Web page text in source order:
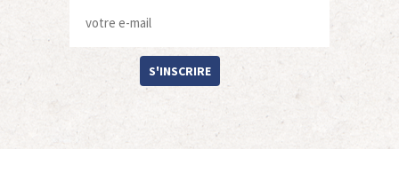
S'INSCRIRE